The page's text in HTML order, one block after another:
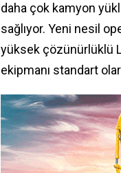
daha çok kamyon
sağlıyor. Yeni nesil
yüksek çözünürlüklü
ekipmanı standart